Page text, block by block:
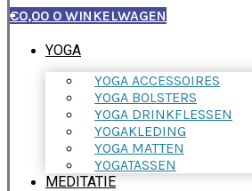
€0,00 0 WINKELWAGEN
YOGA
YOGA ACCESSOIRES
YOGA BOLSTERS
YOGA DRINKFLESSEN
YOGAKLEDING
YOGA MATTEN
YOGATASSEN
MEDITATIE